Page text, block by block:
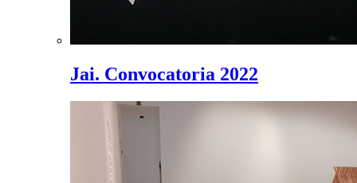
Jai. Convocatoria 2022